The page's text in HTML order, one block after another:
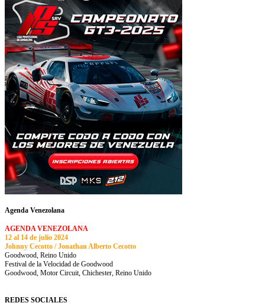
Agenda Venezolana
AGENDA VENEZOLANA
12 al 14 de julio 2024
Johnny Cecotto / Jonathan Alberto Cecotto
Goodwood, Reino Unido
Festival de la Velocidad de Goodwood
Goodwood, Motor Circuit, Chichester, Reino Unido
REDES SOCIALES